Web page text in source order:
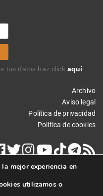
tus datos haz click aquí
Archivo
Aviso legal
Política de privacidad
Política de cookies
mejor experiencia en
utilizamos o